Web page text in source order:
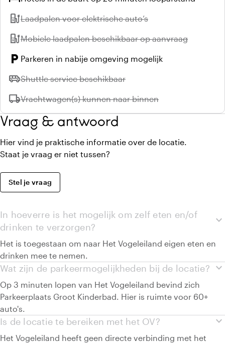
ev_stationNiet beschikbaar:
Laadpalen voor elektrische auto’s
ev_stationNiet beschikbaar:
Mobiele laadpalen beschikbaar op aanvraag
local_parking Parkeren in nabije omgeving mogelijk
airport_shuttleNiet beschikbaar:
Shuttle service beschikbaar
local_shippingNiet beschikbaar:
Vrachtwagen(s) kunnen naar binnen
Vraag & antwoord
Hier vind je praktische informatie over de locatie.
Staat je vraag er niet tussen?
Stel je vraag
expand_more
In hoeverre is het mogelijk om zelf eten en/of
drinken te verzorgen?
Het is toegestaan om naar Het Vogeleiland eigen eten en
drinken mee te nemen.
expand_more
Wat zijn de parkeermogelijkheden bij de locatie?
Op 3 minuten lopen van Het Vogeleiland bevind zich
Parkeerplaats Groot Kinderbad. Hier is ruimte voor 60+
auto's.
expand_more
Is de locatie te bereiken met het OV?
Het Vogeleiland heeft geen directe verbinding met het